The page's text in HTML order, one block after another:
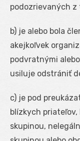
podozrievaných
b) je alebo bola
akejkoľvek
podvratnými
usiluje odstrániť
c) je pod
blízkych
skupinou,